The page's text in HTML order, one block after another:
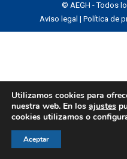
© AEGH - Todos
Aviso legal | Política de
Utilizamos cookies para
nuestra web. En los ajustes
cookies utilizamos o
Aceptar